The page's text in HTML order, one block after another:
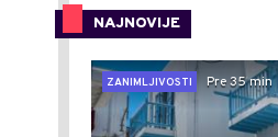
NAJNOVIJE
ZANIMLJIVOSTI
Pre 35 min